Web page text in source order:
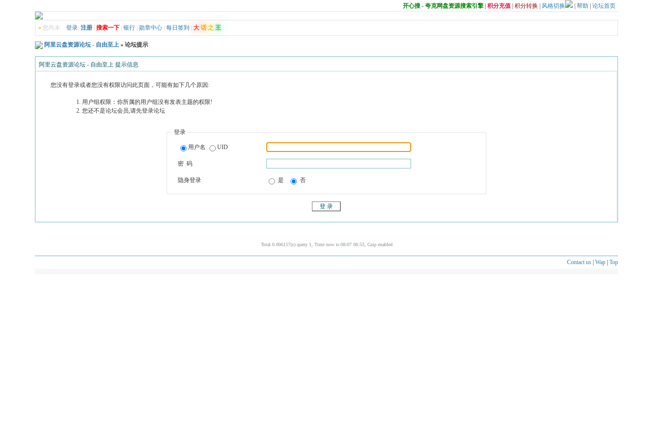
开心搜 - 夸克网盘资源搜索引擎 积分充值 积分转换 风格切换 帮助 论坛首页
» 您尚未 登录 注册 搜索一下 银行 勋章中心 每日签到 大 话 之 王
阿里云盘资源论坛 - 自由至上 » 论坛提示
阿里云盘资源论坛 - 自由至上 提示信息
您没有登录或者您没有权限访问此页面，可能有如下几个原因:
用户组权限：你所属的用户组没有发表主题的权限!
您还不是论坛会员,请先登录论坛
登录
用户名 UID
密 码
隐身登录 是 否
Total 0.006157(s) query 1, Time now is:08-07 06:53, Gzip enabled
Contact us Wap Top